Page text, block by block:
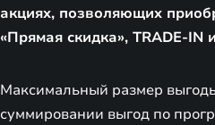
акциях, позволяющих
«Прямая скидка», TRADE-IN
Максимальный размер
суммировании выгод по